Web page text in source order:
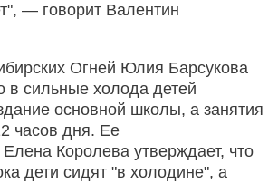
— говорит Валентин
Огней Юлия Барсукова
в сильные холода детей
основной школы, а занятия
часов дня. Ее
Королева утверждает, что
дети сидят "в холодине", а